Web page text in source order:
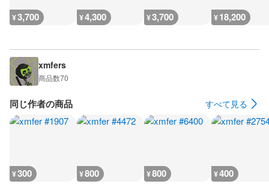
¥3,700 ¥4,300 ¥3,700 ¥18,200
xmfers
商品数70
同じ作者の商品 すべて見る
¥300 ¥800 ¥800 ¥400